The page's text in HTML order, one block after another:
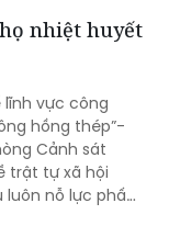
nhiệt huyết
lĩnh vực công
hồng thép”-
Cảnh sát
trật tự xã hội
luôn nỗ lực phấn